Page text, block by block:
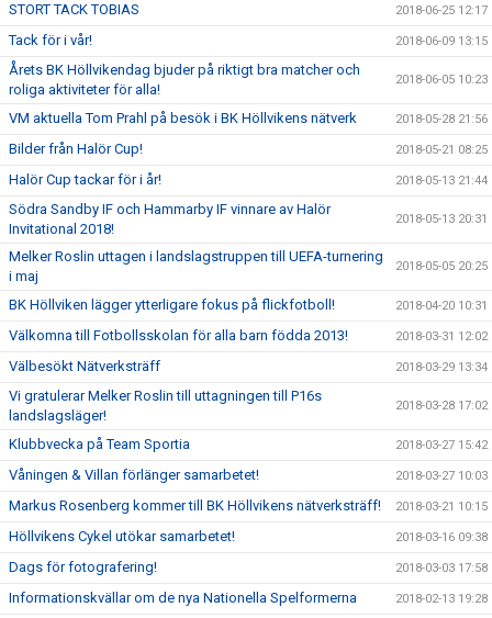
STORT TACK TOBIAS 2018-06-25 12:17
Tack för i vår! 2018-06-09 13:15
Årets BK Höllvikendag bjuder på riktigt bra matcher och
roliga aktiviteter för alla!
2018-06-05 10:23
VM aktuella Tom Prahl på besök i BK Höllvikens nätverk 2018-05-28 21:56
Bilder från Halör Cup! 2018-05-21 08:25
Halör Cup tackar för i år! 2018-05-13 21:44
Södra Sandby IF och Hammarby IF vinnare av Halör
Invitational 2018!
2018-05-13 20:31
Melker Roslin uttagen i landslagstruppen till UEFA-turnering
i maj
2018-05-05 20:25
BK Höllviken lägger ytterligare fokus på flickfotboll! 2018-04-20 10:31
Välkomna till Fotbollsskolan för alla barn födda 2013! 2018-03-31 12:02
Välbesökt Nätverksträff 2018-03-29 13:34
Vi gratulerar Melker Roslin till uttagningen till P16s
landslagsläger!
2018-03-28 17:02
Klubbvecka på Team Sportia 2018-03-27 15:42
Våningen & Villan förlänger samarbetet! 2018-03-27 10:03
Markus Rosenberg kommer till BK Höllvikens nätverksträff! 2018-03-21 10:15
Höllvikens Cykel utökar samarbetet! 2018-03-16 09:38
Dags för fotografering! 2018-03-03 17:58
Informationskvällar om de nya Nationella Spelformerna 2018-02-13 19:28